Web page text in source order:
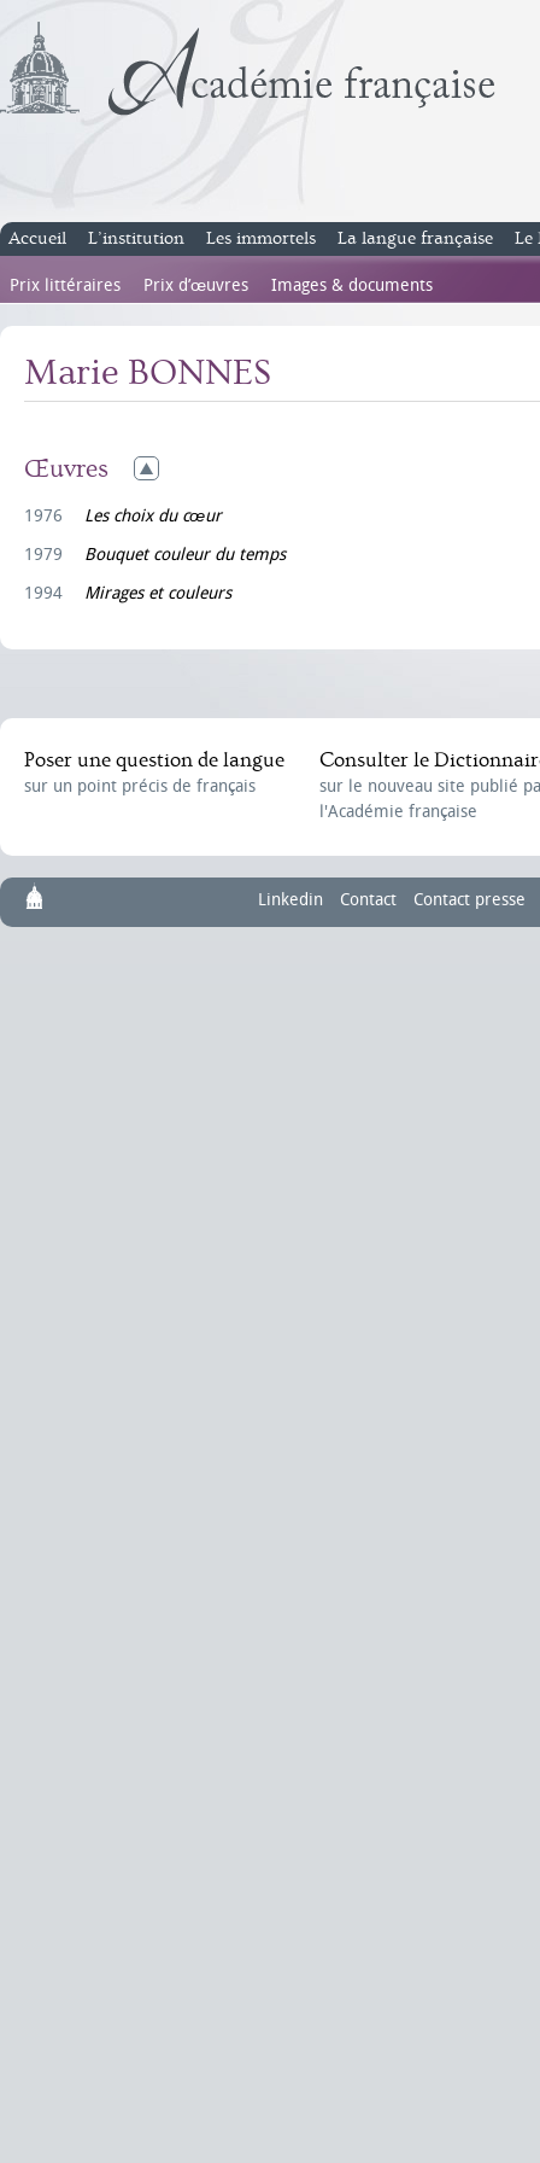
Accueil L’institution Les immortels La langue française Le
Prix littéraires Prix d’œuvres Images & documents
Marie BONNES
Œuvres
1976
Les choix du cœur
1979
Bouquet couleur du temps
1994
Mirages et couleurs
Poser une question de langue
sur un point précis de français
Consulter le
sur le nouveau site publié
l'Académie française
Linkedin Contact Contact presse